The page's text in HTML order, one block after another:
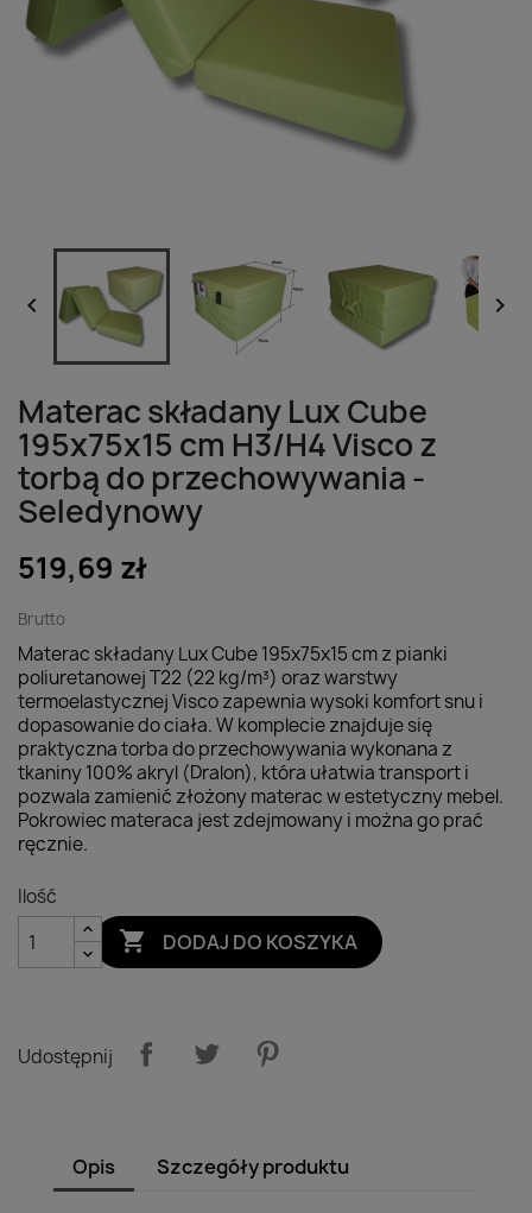
 
Materac składany Lux Cube
195x75x15 cm H3/H4 Visco z
torbą do przechowywania -
Seledynowy
519,69 zł
Brutto
Materac składany Lux Cube 195x75x15 cm z pianki
poliuretanowej T22 (22 kg/m³) oraz warstwy
termoelastycznej Visco zapewnia wysoki komfort snu i
dopasowanie do ciała. W komplecie znajduje się
praktyczna torba do przechowywania wykonana z
tkaniny 100% akryl (Dralon), która ułatwia transport i
pozwala zamienić złożony materac w estetyczny mebel.
Pokrowiec materaca jest zdejmowany i można go prać
ręcznie.
Ilość
 DODAJ DO KOSZYKA
Udostępnij
Opis Szczegóły produktu